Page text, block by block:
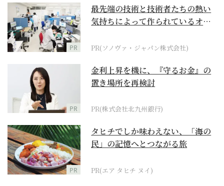
PR
最先端の技術と技術者たちの熱い
気持ちによって作られているオー
PR(ソノヴァ・ジャパン株式会社)
PR
金利上昇を機に、『守るお金』の
置き場所を再検討
PR(株式会社北九州銀行)
PR
タヒチでしか味わえない、「海の
民」の記憶へとつながる旅
PR(エア タヒチ ヌイ)